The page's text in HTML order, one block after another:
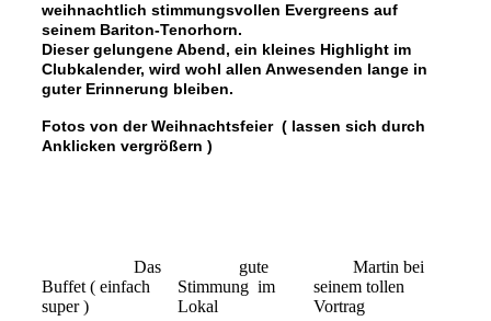
weihnachtlich stimmungsvollen Evergreens auf
seinem Bariton-Tenorhorn.
Dieser gelungene Abend, ein kleines Highlight im
Clubkalender, wird wohl allen Anwesenden lange in
guter Erinnerung bleiben.
Fotos von der Weihnachtsfeier ( lassen sich durch
Anklicken vergrößern )
Das
Buffet ( einfach
super )
gute
Stimmung im
Lokal
Martin bei
seinem tollen
Vortrag